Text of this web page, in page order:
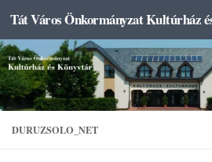
Skip to content
DURUZSOLO_NET